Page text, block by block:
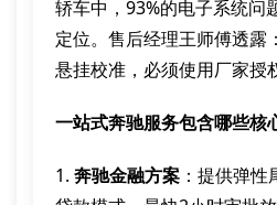
轿车中，93%的电子系统问
定位。售后经理王师傅透露
悬挂校准，必须使用厂家授
一站式奔驰服务包含哪些核
1. 奔驰金融方案 ：提供弹